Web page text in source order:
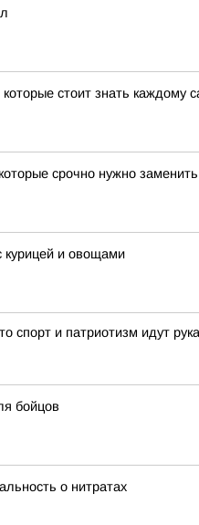
стоит знать каждому
срочно нужно заменить
курицей и овощами
и патриотизм идут
бойцов
о нитратах